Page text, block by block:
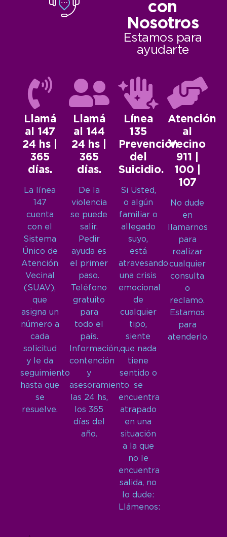
con
Nosotros
Estamos para
ayudarte
Llamá
al 147
24 hs |
365
días.
La línea
147
cuenta
con el
Sistema
Único de
Atención
Vecinal
(SUAV),
que
asigna un
número a
cada
solicitud
y le da
seguimiento
hasta que
se
resuelve.
Llamá
al 144
24 hs |
365
días.
De la
violencia
se puede
salir.
Pedir
ayuda es
el primer
paso.
Teléfono
gratuito
para
todo el
país.
Información,
contención
y
asesoramiento
las 24 hs,
los 365
días del
año.
Línea
135
Prevención
del
Suicidio.
Si Usted,
o algún
familiar o
allegado
suyo,
está
atravesando
una crisis
emocional
de
cualquier
tipo,
siente
que nada
tiene
sentido o
se
encuentra
atrapado
en una
situación
a la que
no le
encuentra
salida, no
lo dude:
Llámenos:
Atención
al
Vecino
911 |
100 |
107
No dude
en
llamarnos
para
realizar
cualquier
consulta
o
reclamo.
Estamos
para
atenderlo.